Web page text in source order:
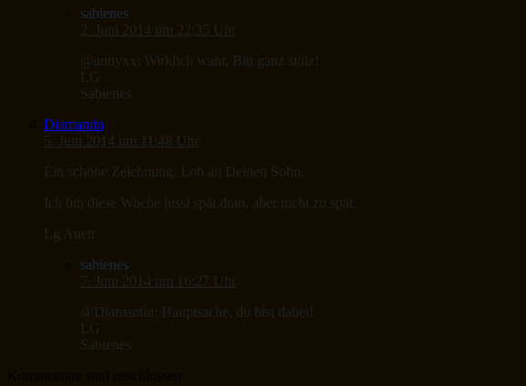
sabienes
2. Juni 2014 um 22:35 Uhr
@annyxx: Wirklich wahr. Bin ganz stolz!
LG
Sabienes
Diamantin
5. Juni 2014 um 11:48 Uhr
Ein schöne Zeichnung. Lob an Deinen Sohn.
Ich bin diese Woche bissl spät dran, aber nicht zu spät.
Lg Anett
sabienes
7. Juni 2014 um 16:27 Uhr
@Diamantin: Hauptsache, du bist dabei!
LG
Sabienes